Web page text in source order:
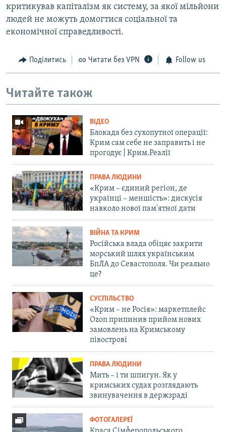
критикував капіталізм як систему, за якої мільйони
людей не можуть домогтися соціальної та
економічної справедливості.
Поділитись Читати без VPN Follow us
Читайте також
ВІДЕО
Блокада без сухопутної операції:
Крим сам себе не заправить і не
прогодує | Крим.Реалії
ПРАВА ЛЮДИНИ
«Крим – єдиний регіон, де
українці – меншість»: дискусія
навколо нової пам'ятної дати
ВІЙНА ТА КРИМ
Російська влада обіцяє закрити
морський шлях українським
БпЛА до Севастополя. Чи реально
це?
СУСПІЛЬСТВО
«Крим – не Росія»: маркетплейс
Ozon припинив прийом нових
замовлень на Кримському
півострові
ПРАВА ЛЮДИНИ
Мить – і ти шпигун. Як у
кримських судах розглядають
звинувачення в держзраді
ФОТОГАЛЕРЕЇ